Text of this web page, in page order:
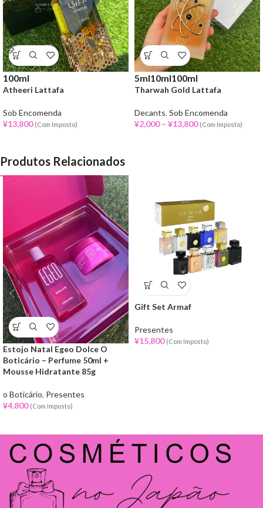
100ml
Atheeri Lattafa
Sob Encomenda
¥13,800 (Com Imposto)
5ml10ml100ml
Tharwah Gold Lattafa
Decants, Sob Encomenda
¥2,000 – ¥13,800 (Com Imposto)
Produtos Relacionados
Estojo Natal Egeo Dolce O
Boticário – Perfume 50ml +
Mousse Hidratante 85g
o Boticário, Presentes
¥4,800 (Com Imposto)
Gift Set Armaf
Presentes
¥15,800 (Com Imposto)